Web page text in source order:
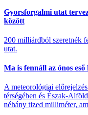
Gyorsforgalmi utat
között
200 milliárdból szeretnék
utat.
Ma is fennáll az ónos eső
A meteorológiai
térségében és Észak-
néhány tized milliméter,